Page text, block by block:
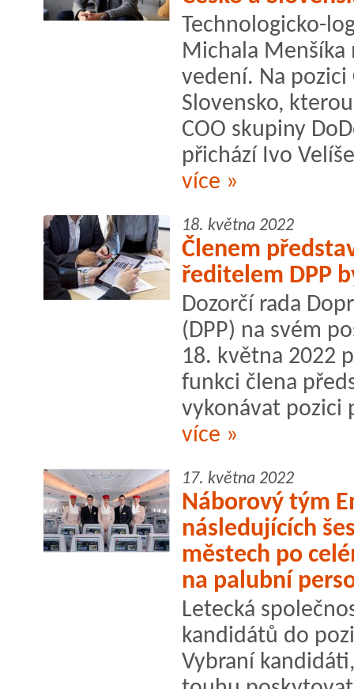
Technologicko-
Michala
vedení. Na pozici
Slovensko,
COO skupiny
přichází Ivo
více »
18. května 2022
Členem
ředitelem DPP
Dozorčí rada
(DPP) na svém
18. května 2022
funkci člena
vykonávat pozici
více »
17. května 2022
Náborový tým
následujících
městech po
na palubní
Letecká
kandidátů do
Vybraní